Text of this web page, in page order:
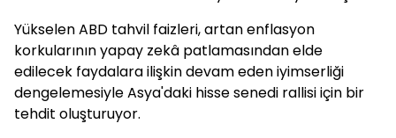
Yükselen ABD tahvil faizleri, artan enflasyon
korkularının yapay zekâ patlamasından elde
edilecek faydalara ilişkin devam eden iyimserliği
dengelemesiyle Asya'daki hisse senedi rallisi için bir
tehdit oluşturuyor.